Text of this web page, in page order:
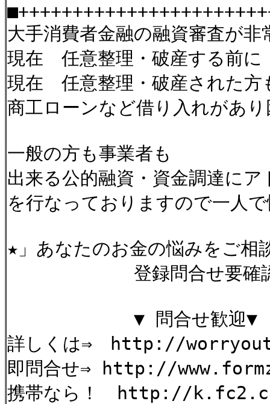
大手消費者金融の融資審査が
現在 任意整理・破産する前に
現在 任意整理・破産された方
商工ローンなど借り入れがあ
一般の方も事業者も
出来る公的融資・資金調達にア
を行なっておりますので一人
★」あなたのお金の悩みをご相
登録問合せ要確
▼ 問合せ歓迎▼
詳しくは⇒ http://
即問合せ⇒ http://
携帯なら！ http://